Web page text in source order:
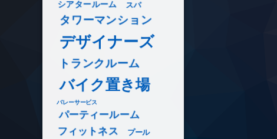
シアタールーム スパ
タワーマンション
デザイナーズ
トランクルーム
バイク置き場
バレーサービス
パーティールーム
フィットネス プール